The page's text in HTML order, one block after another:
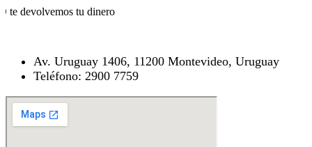
te devolvemos tu dinero
Av. Uruguay 1406, 11200 Montevideo, Uruguay
Teléfono: 2900 7759